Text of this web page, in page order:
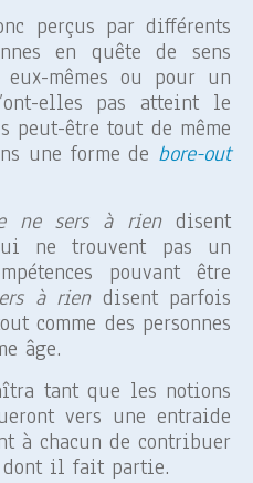
perçus par différents
en quête de sens
mêmes ou pour un
elles pas atteint le
peut-être tout de même
une forme de bore-out
ne sers à riendisent
ne trouvent pas un
pouvant être
à rien disent parfois
comme des personnes
âge.
tant que les notions
vers une entraide
à chacun de contribuer
il fait partie.